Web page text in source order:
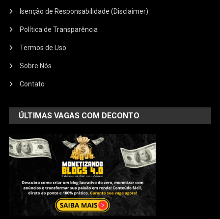
Isenção de Responsabilidade (Disclaimer)
Política de Transparência
Termos de Uso
Sobre Nós
Contato
ÚLTIMAS VAGAS COM DECONTO